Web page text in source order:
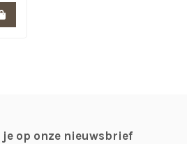
op onze nieuwsbrief